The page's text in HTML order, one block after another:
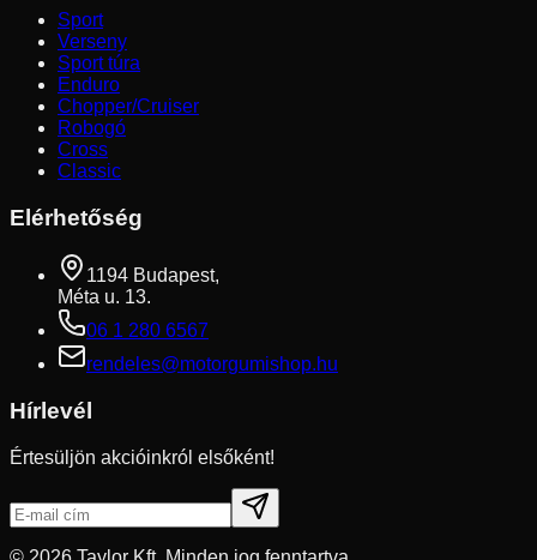
Sport
Verseny
Sport túra
Enduro
Chopper/Cruiser
Robogó
Cross
Classic
Elérhetőség
1194 Budapest,
Méta u. 13.
06 1 280 6567
rendeles@motorgumishop.hu
Hírlevél
Értesüljön akcióinkról elsőként!